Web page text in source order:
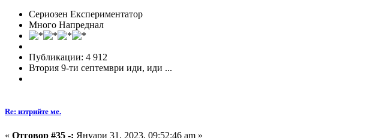
Сериозен Експериментатор
Много Напреднал
Публикации: 4 912
Втория 9-ти септември иди, иди ...
Re: изтрийте ме.
« Отговор #35 -: Януари 31, 2023, 09:52:46 am »